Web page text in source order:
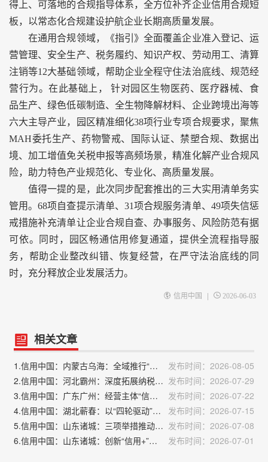
得上、可落地的合规指导体系，全方位补齐企业信用合规短
板，以常态化合规建设护航企业长期高质量发展。
在通用合规领域，《指引》全面覆盖企业准入登记、运
营管理、安全生产、税务履约、知识产权、劳动用工、清算
注销等12大基础领域，帮助企业全程守住法治底线、规范经
营行为。在此基础上， 针对园区生物医药、医疗器械、食
品生产、绿色低碳制造、全生物降解材料、企业跨境出海等
六大主导产业，园区精准细化38项行业专项合规要求，聚焦
MAH委托生产、药物警戒、国际认证、禁塑合规、数据出
境、加工增值免关税申报等高频场景，精准化解产业合规风
险，助力特色产业规范化、专业化、高质量发展。
值得一提的是，此次同步配套推出的三大实用清单务实
管用。68项自查提示清单、31项合规服务清单、49项失信惩
戒措施补充清单让企业合规自查、办事服务、风险防范有据
可依。同时，园区畅通信用修复通道，提供全流程指导服
务，帮助企业整改纠错、恢复经营，在严守法治底线的同
时，充分释放企业发展活力。
信用中国 | 2026-06-03
相关文章
1.信用中国：内蒙古乌海：全域推行“信用代证”改革赋能政务服务提质增效
发布时间：2026-08-05
2.信用中国：河北霸州：深度拓展纳税信用变现渠道 发布时间：2026-07-29
3.信用中国：广东广州：经营主体“信用名片”上线试运行
发布时间：2026-07-22
4.信用中国：湖北蕲春：以“四轮驱动”信用激励体系点燃蕲艾产业发展新引擎
发布时间：2026-07-15
5.信用中国：山东诸城：三项举措推动信用赋能营商环境优化 发布时间：2026-07-08
6.信用中国：山东诸城：创新“信用+”模式激活县域经济发展新动能
发布时间：2026-07-01